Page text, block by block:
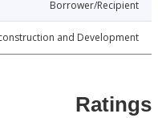
Borrower/
for Reconstruction and